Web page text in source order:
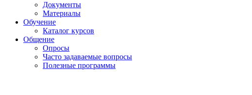
Документы
Материалы
Обучение
Каталог курсов
Общение
Опросы
Часто задаваемые вопросы
Полезные программы